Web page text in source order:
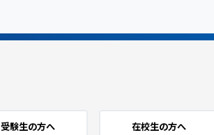
受験生の方へ 在校生の方へ